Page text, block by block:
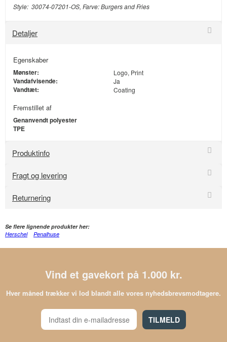
Style: 30074-07201-OS, Farve: Burgers and Fries
Detaljer
Egenskaber
Mønster: Logo, Print
Vandafvisende: Ja
Vandtæt: Coating
Fremstillet af
Genanvendt polyester
TPE
Produktinfo
Fragt og levering
Returnering
Se flere lignende produkter her:
Herschel
Penalhuse
Vind et gavekort på 1.000 kr.
Hver måned trækker vi lod blandt alle vores nyhedsbrevsmodtagere.
TILMELD